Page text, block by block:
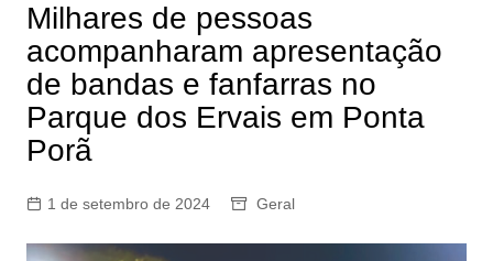
Milhares de pessoas
acompanharam apresentação
de bandas e fanfarras no
Parque dos Ervais em Ponta
Porã
1 de setembro de 2024 Geral